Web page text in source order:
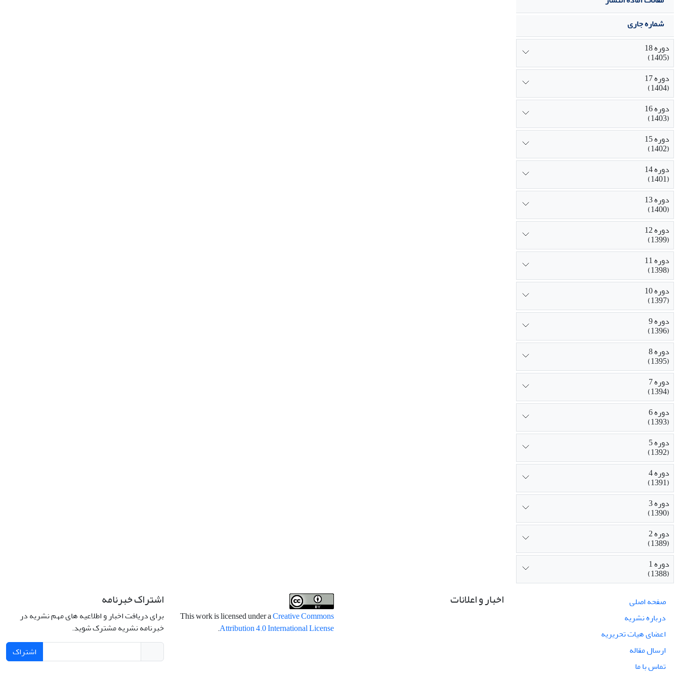
شماره جاری
دوره 18
(1405)
دوره 17
(1404)
دوره 16
(1403)
دوره 15
(1402)
دوره 14
(1401)
دوره 13
(1400)
دوره 12
(1399)
دوره 11
(1398)
دوره 10
(1397)
دوره 9
(1396)
دوره 8
(1395)
دوره 7
(1394)
دوره 6
(1393)
دوره 5
(1392)
دوره 4
(1391)
دوره 3
(1390)
دوره 2
(1389)
دوره 1
(1388)
صفحه اصلی
درباره نشریه
اعضای هیات تحریریه
ارسال مقاله
تماس با ما
اخبار و اعلانات
This work is licensed under aCreative Commons
Attribution 4.0 International License
.
اشتراک خبرنامه
برای دریافت اخبار و اطلاعیه های مهم نشریه در
خبرنامه نشریه مشترک شوید.
اشتراک